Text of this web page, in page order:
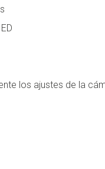
los ajustes de la